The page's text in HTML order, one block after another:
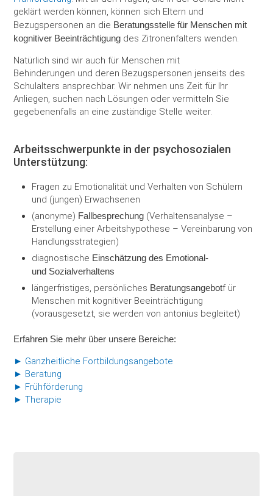
geklärt werden können, können sich Eltern und
Bezugspersonen an die Beratungsstelle für Menschen mit
kognitiver Beeinträchtigung des Zitronenfalters wenden.
Natürlich sind wir auch für Menschen mit
Behinderungen und deren Bezugspersonen jenseits des
Schulalters ansprechbar. Wir nehmen uns Zeit für Ihr
Anliegen, suchen nach Lösungen oder vermitteln Sie
gegebenenfalls an eine zuständige Stelle weiter.
Arbeitsschwerpunkte in der psychosozialen
Unterstützung:
Fragen zu Emotionalität und Verhalten von Schülern
und (jungen) Erwachsenen
(anonyme) Fallbesprechung (Verhaltensanalyse –
Erstellung einer Arbeitshypothese – Vereinbarung von
Handlungsstrategien)
diagnostische Einschätzung des Emotional-
und Sozialverhaltens
längerfristiges, persönliches Beratungsangebotf ür
Menschen mit kognitiver Beeinträchtigung
(vorausgesetzt, sie werden von antonius begleitet)
Erfahren Sie mehr über unsere Bereiche:
► Ganzheitliche Fortbildungsangebote
► Beratung
► Frühförderung
► Therapie
Herstellung